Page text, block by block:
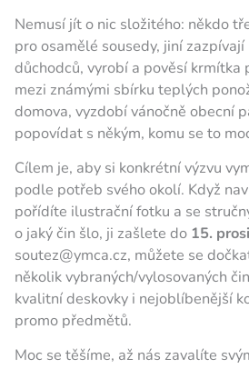
Nemusí jít o nic složitého: někdo
pro osamělé sousedy, jiní
důchodců, vyrobí a pověsí krmítka
mezi známými sbírku teplých
domova, vyzdobí vánočně obecní
popovídat s někým, komu se to
Cílem je, aby si konkrétní výzvu
podle potřeb svého okolí. Když
pořídíte ilustrační fotku a se
o jaký čin šlo, ji zašlete do 15.
soutez@ymca.cz, můžete se
několik vybraných/vylosovaných
kvalitní deskovky i nejoblíbenější
promo předmětů.
Moc se těšíme, až nás zavalíte